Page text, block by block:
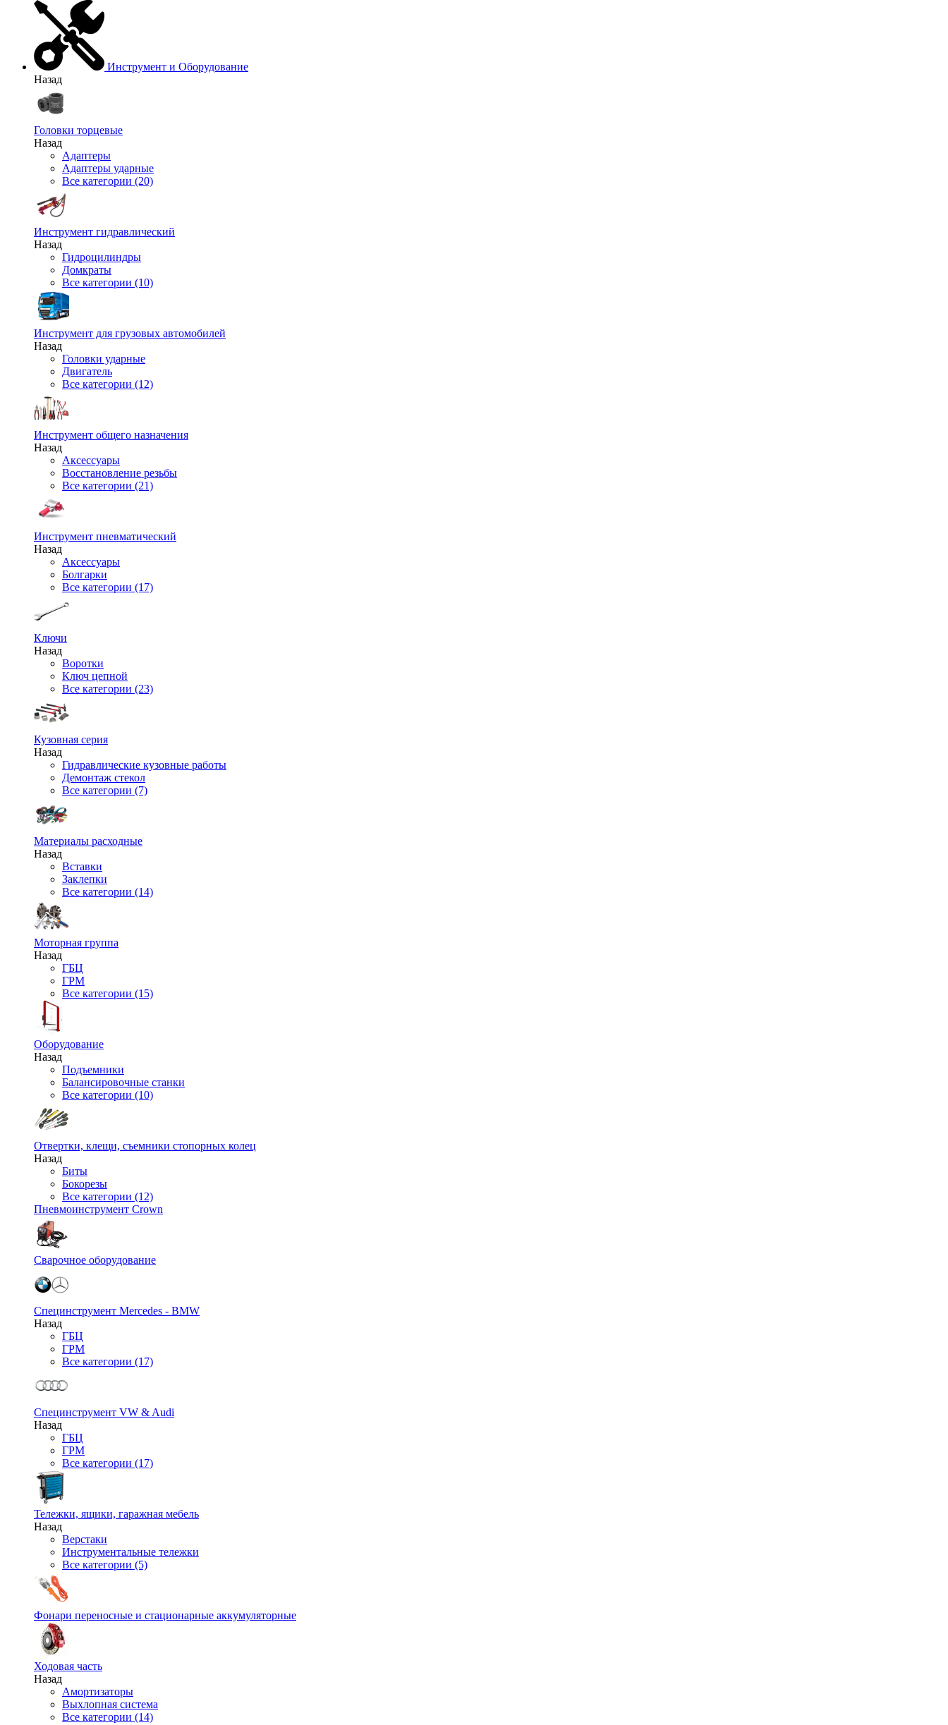
Инструмент и Оборудование
Назад
Головки торцевые
Назад
Адаптеры
Адаптеры ударные
Все категории (20)
Инструмент гидравлический
Назад
Гидроцилиндры
Домкраты
Все категории (10)
Инструмент для грузовых автомобилей
Назад
Головки ударные
Двигатель
Все категории (12)
Инструмент общего назначения
Назад
Аксессуары
Восстановление резьбы
Все категории (21)
Инструмент пневматический
Назад
Аксессуары
Болгарки
Все категории (17)
Ключи
Назад
Воротки
Ключ цепной
Все категории (23)
Кузовная серия
Назад
Гидравлические кузовные работы
Демонтаж стекол
Все категории (7)
Материалы расходные
Назад
Вставки
Заклепки
Все категории (14)
Моторная группа
Назад
ГБЦ
ГРМ
Все категории (15)
Оборудование
Назад
Подъемники
Балансировочные станки
Все категории (10)
Отвертки, клещи, съемники стопорных колец
Назад
Биты
Бокорезы
Все категории (12)
Пневмоинструмент Crown
Сварочное оборудование
Специнструмент Mercedes - BMW
Назад
ГБЦ
ГРМ
Все категории (17)
Специнструмент VW & Audi
Назад
ГБЦ
ГРМ
Все категории (17)
Тележки, ящики, гаражная мебель
Назад
Верстаки
Инструментальные тележки
Все категории (5)
Фонари переносные и стационарные аккумуляторные
Ходовая часть
Назад
Амортизаторы
Выхлопная система
Все категории (14)